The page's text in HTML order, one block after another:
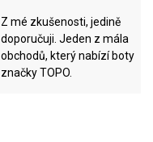
Z mé zkušenosti, jedině
doporučuji. Jeden z mála
obchodů, který nabízí boty
značky TOPO.